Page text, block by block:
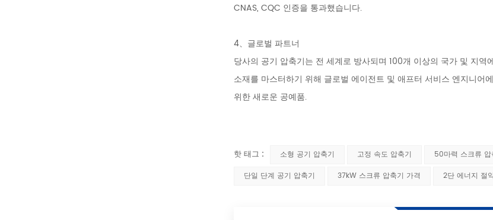
CNAS, CQC 인증을 통과했습니다.
4、글로벌 파트너
당사의 공기 압축기는 전 세계로 방사되며 100개 이상의 국가 및 지
소재를 마스터하기 위해 글로벌 에이전트 및 애프터 서비스 엔지니어
위한 새로운 공예품.
핫 태그 : 소형 공기 압축기 고정 속도 압축기 50마력 스크류 압
단일 단계 공기 압축기
37kW 스크류 압축기 가격 2단 에너지 절